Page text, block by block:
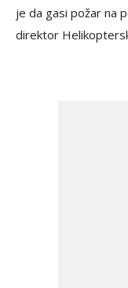
je da gasi požar na
direktor